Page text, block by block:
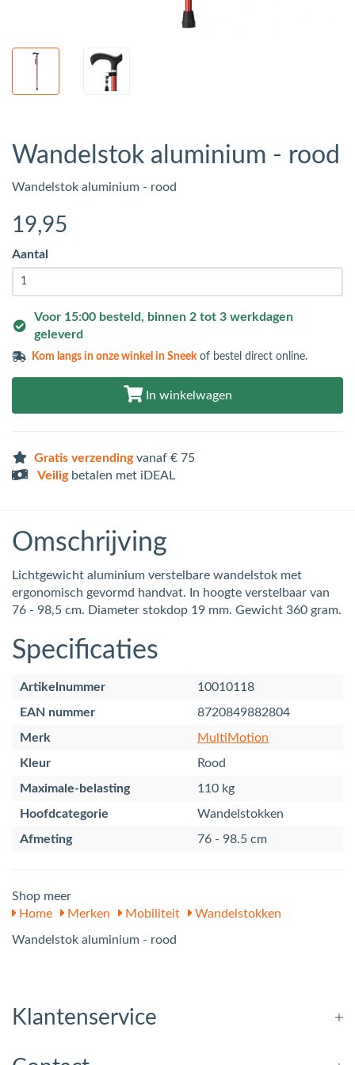
Wandelstok aluminium - rood
Wandelstok aluminium - rood
19,95
Aantal
Voor 15:00 besteld, binnen 2 tot 3 werkdagen
geleverd
Kom langs inonze winkel in Sneek of bestel direct online.
In winkelwagen
Gratis verzendingvanaf € 75
Veiligbetalen met iDEAL
Omschrijving
Lichtgewicht aluminium verstelbare wandelstok met
ergonomisch gevormd handvat. In hoogte verstelbaar van
76 - 98,5 cm. Diameter stokdop 19 mm. Gewicht 360 gram.
Specificaties
Artikelnummer
10010118
EAN nummer
8720849882804
Merk
MultiMotion
Kleur
Rood
Maximale-belasting
110 kg
Hoofdcategorie
Wandelstokken
Afmeting
76 - 98.5 cm
Shop meer
Home
Merken Mobiliteit Wandelstokken
Wandelstok aluminium - rood
Klantenservice